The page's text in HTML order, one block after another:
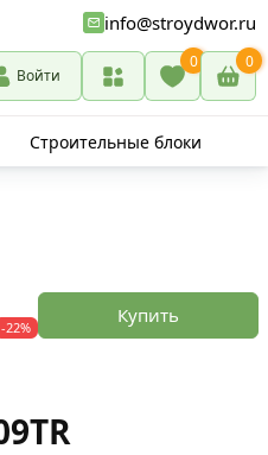
info@stroydwor.ru
Войти
0 0
Строительные блоки
-22% Купить